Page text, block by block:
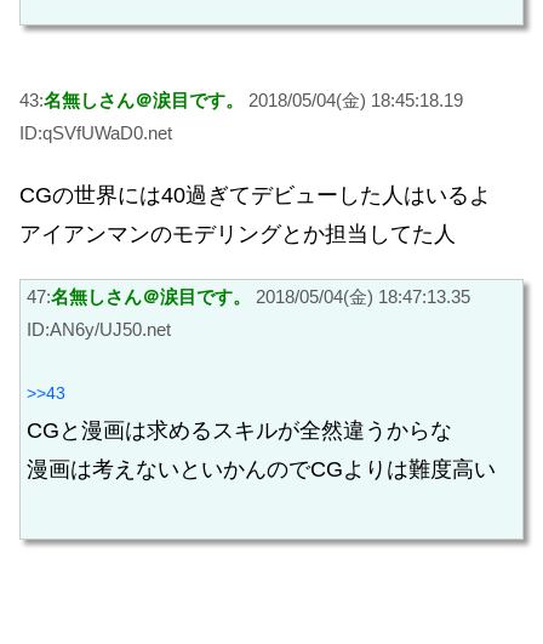
43:名無しさん＠涙目です。
2018/05/04(金) 18:45:18.19
ID:qSVfUWaD0.net
CGの世界には40過ぎてデビューした人はいるよ
アイアンマンのモデリングとか担当してた人
47:名無しさん＠涙目です。
2018/05/04(金) 18:47:13.35
ID:AN6y/UJ50.net
>>43
CGと漫画は求めるスキルが全然違うからな
漫画は考えないといかんのでCGよりは難度高い